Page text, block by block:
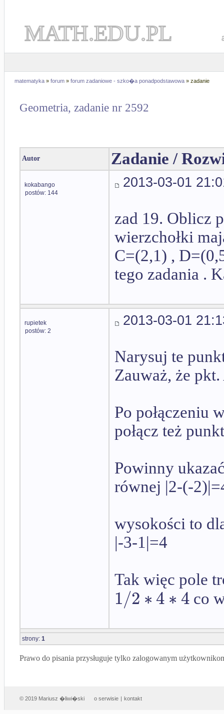
MATH.EDU.PL
matematyka » forum » forum zadaniowe - szko�a ponadpodstawowa » zadanie
Geometria, zadanie nr 2592
Autor Zadanie /
kokabango
postów: 144
2013-03-01
zad 19. Oblicz
wierzchołki
C=(2,1) ,
tego zadania .
rupietek
postów: 2
2013-03-01
Narysuj te
Zauważ, że
Po połączeniu
połącz też
Powinny
równej |2-(-
wysokości to
|-3-1|=4
Tak więc pole
1/2∗4∗4 co
strony: 1
Prawo do pisania przysługuje tylko zalogowanym
© 2019 Mariusz �liwi�ski o serwisie | kontakt